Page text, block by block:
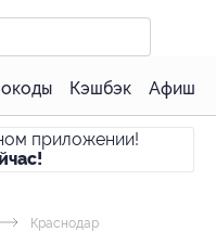
Кэшбэк Афиша
приложении!
Краснодар